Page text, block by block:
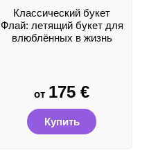
Классический букет
Флай: летящий букет для
влюблённых в жизнь
от 175 €
Купить